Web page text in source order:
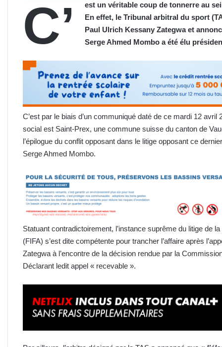
C’
est un véritable coup de tonnerre au
En effet, le Tribunal arbitral du sport
Paul Ulrich Kessany Zategwa et
Serge Ahmed Mombo a été élu
C’est par le biais d’un communiqué daté de ce mardi 12
social est Saint-Prex, une commune suisse du canton de
l’épilogue du conflit opposant dans le litige opposant ce
Serge Ahmed Mombo.
Statuant contradictoirement, l’instance suprême du litige de
(FIFA) s’est dite compétente pour trancher l’affaire après
Zategwa à l’encontre de la décision rendue par la
Déclarant ledit appel « recevable ».